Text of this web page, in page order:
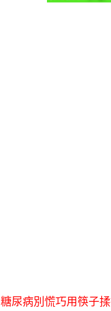
糖尿病別慌巧用筷子